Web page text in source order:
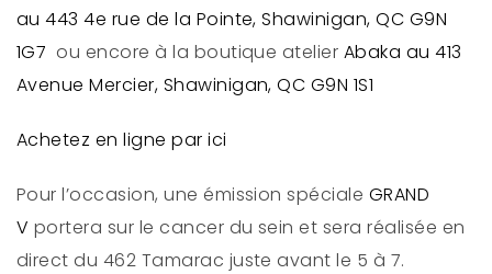
au 443 4e rue de la Pointe, Shawinigan, QC G9N
1G7 ou encore à la boutique atelier Abaka au 413
Avenue Mercier, Shawinigan, QC G9N 1S1
Achetez en ligne par ici
Pour l’occasion, une émission spéciale GRAND
V portera sur le cancer du sein et sera réalisée en
direct du 462 Tamarac juste avant le 5 à 7.